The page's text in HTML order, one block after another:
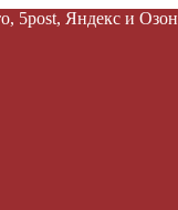
5post, Яндекс и Озон